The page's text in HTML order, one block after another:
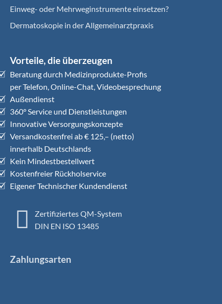
Einweg- oder Mehrweginstrumente einsetzen?
Dermatoskopie in der Allgemeinarztpraxis
Vorteile, die überzeugen
Beratung durch Medizinprodukte-Profis
per Telefon, Online-Chat, Videobesprechung
Außendienst
360° Service und Dienstleistungen
Innovative Versorgungskonzepte
Versandkostenfrei ab € 125,– (netto)
innerhalb Deutschlands
Kein Mindestbestellwert
Kostenfreier Rückholservice
Eigener Technischer Kundendienst
Zertifiziertes QM-System
DIN EN ISO 13485
Zahlungsarten